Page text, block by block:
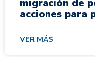
migración de
acciones para
VER MÁS